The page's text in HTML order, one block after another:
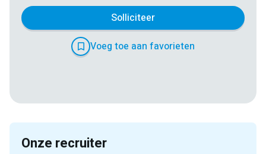
Solliciteer
Voeg toe aan favorieten
Onze recruiter